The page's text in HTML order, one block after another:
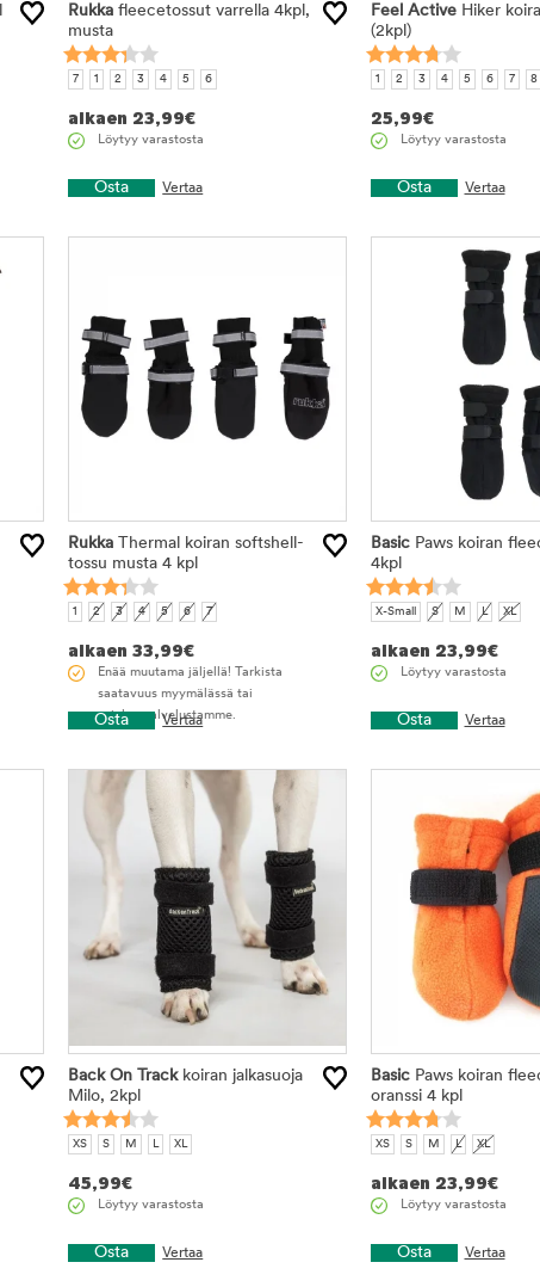
Rukka fleecetossut varrella 4kpl,
musta
7 1 2 3 4 5 6
alkaen 23,99€
Löytyy varastosta
Osta Vertaa
Feel ActiveHiker
(2kpl)
1 2 3 4 5 6 7 8
25,99€
Löytyy varastosta
Osta Vertaa
Rukka Thermal koiran softshell-
tossu musta 4 kpl
1 2 3 4 5 6 7
alkaen 33,99€
Enää muutama jäljellä! Tarkista
saatavuus myymälässä tai
asiakaspalvelustamme.
Osta Vertaa
BasicPaws koiran
4kpl
X-Small S M L XL
alkaen 23,99€
Löytyy varastosta
Osta Vertaa
Back On Trackkoiran jalkasuoja
Milo, 2kpl
XS S M L XL
45,99€
Löytyy varastosta
Osta Vertaa
BasicPaws koiran
oranssi 4 kpl
XS S M L XL
alkaen 23,99€
Löytyy varastosta
Osta Vertaa